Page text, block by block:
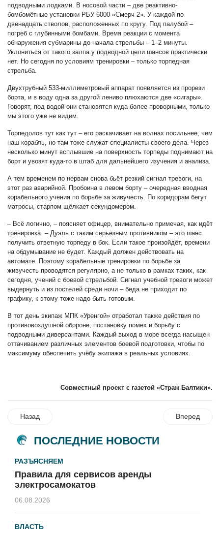
подводными лодками. В носовой части – две реактивно-
бомбомётные установки РБУ-6000 «Смерч-2». У каждой по
двенадцать стволов, расположенных по кругу. Под палубой –
погреб с глубинными бомбами. Время реакции с момента
обнаружения субмарины до начала стрельбы – 1–2 минуты.
Уклониться от такого залпа у подводной цели шансов практически
нет. Но сегодня по условиям тренировки – только торпедная
стрельба.
Двухтрубный 533-миллиметровый аппарат появляется из прорези
борта, и в воду одна за другой лениво плюхаются две «сигары».
Говорят, под водой они становятся куда более проворными, только
мы этого уже не видим.
Торпедолов тут как тут – его раскачивает на волнах посильнее, чем
наш корабль, но там тоже служат специалисты своего дела. Через
несколько минут всплывшие на поверхность торпеды поднимают на
борт и увозят куда-то в штаб для дальнейшего изучения и анализа.
А тем временем по нервам снова бьёт резкий сигнал тревоги, на
этот раз аварийной. Пробоина в левом борту – очередная вводная
корабельного учения по борьбе за живучесть. По коридорам бегут
матросы, старпом щёлкает секундомером.
– Всё логично, – поясняет офицер, внимательно примечая, как идёт
тренировка. – Дуэль с таким серьёзным противником – это шанс
получить ответную торпеду в бок. Если такое произойдёт, времени
на обдумывание не будет. Каждый должен действовать на
автомате. Поэтому корабельные тренировки по борьбе за
живучесть проводятся регулярно, а не только в рамках таких, как
сегодня, учений с боевой стрельбой. Сигнал учебной тревоги может
выдернуть и из постелей среди ночи – беда не приходит по
графику, к этому тоже надо быть готовым.
В тот день экипаж МПК «Уренгой» отработал также действия по
противовоздушной обороне, постановку помех и борьбу с
подводными диверсантами. Каждый выход в море всегда насыщен
оттачиванием различных элементов боевой подготовки, чтобы по
максимуму обеспечить учёбу экипажа в реальных условиях.
Совместный проект с газетой «Страж Балтики».
Назад Вперед
ПОСЛЕДНИЕ НОВОСТИ
РАЗЪЯСНЯЕМ
Правила для сервисов аренды
электросамокатов
06.08.2026
ВЛАСТЬ